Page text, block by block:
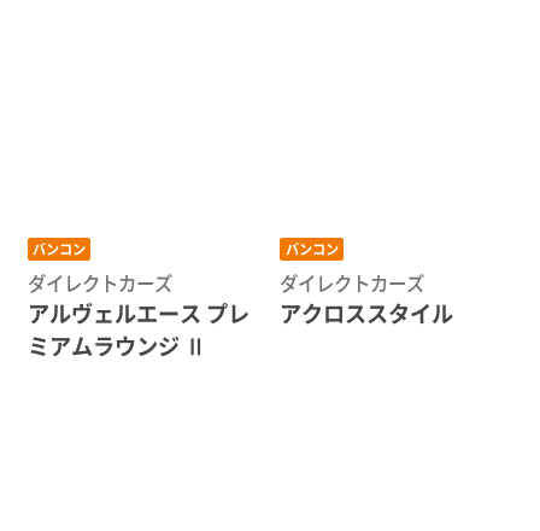
バンコン
ダイレクトカーズ
アルヴェルエース プレ
ミアムラウンジ Ⅱ
バンコン
ダイレクトカーズ
アクロススタイル